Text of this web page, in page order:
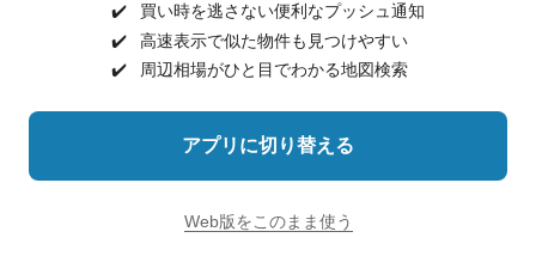
✔️
買い時を逃さない便利なプッシュ通知
✔️
高速表示で似た物件も見つけやすい
✔️
周辺相場がひと目でわかる地図検索
アプリに切り替える
Web版をこのまま使う
ヘルプ・お問い合わせ 採用情報
©NIFTY Lifestyle Co., Ltd.